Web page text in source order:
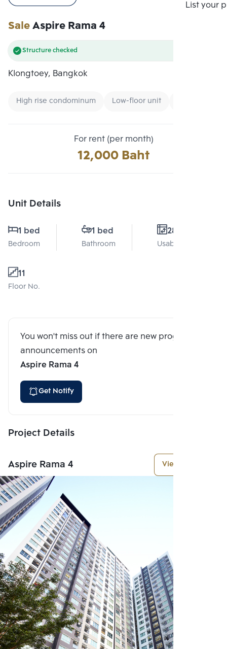
List your
SaleAspire Rama 4
Structure checked
Klongtoey, Bangkok
High rise condominum Low-floor unit
For rent (per month)
12,000 Baht
Unit Details
1 bed
Bedroom
1 bed
Bathroom
28 Sq.m.
Usable area
11
Floor No.
You won't miss out if there are new program
announcements on
Aspire Rama 4
Get Notify
Project Details
Aspire Rama 4 View More